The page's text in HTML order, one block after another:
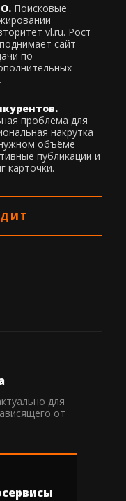
Поисковые
vl.ru. Рост
сайт
по
проблема для
накрутка
объёме
публикации и
карточки.
для
от